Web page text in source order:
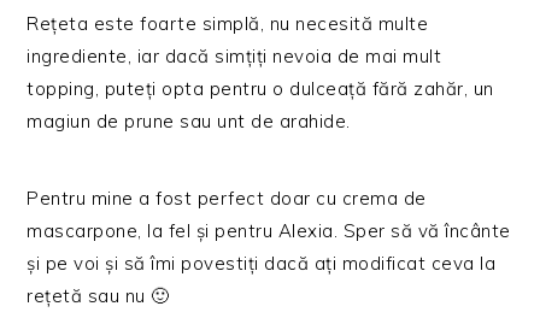
Rețeta este foarte simplă, nu necesită multe
ingrediente, iar dacă simțiți nevoia de mai mult
topping, puteți opta pentru o dulceață fără zahăr, un
magiun de prune sau unt de arahide.
Pentru mine a fost perfect doar cu crema de
mascarpone, la fel și pentru Alexia. Sper să vă încânte
și pe voi și să îmi povestiți dacă ați modificat ceva la
rețetă sau nu 🙂